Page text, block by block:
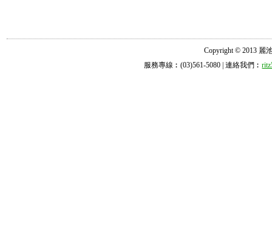
Copyright © 2013 麗
服務專線︰(03)561-5080 | 連絡我們︰